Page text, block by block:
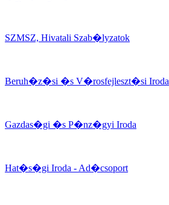
SZMSZ, Hivatali Szab�lyzatok
Beruh�z�si �s V�rosfejleszt�si Iroda
Gazdas�gi �s P�nz�gyi Iroda
Hat�s�gi Iroda - Ad�csoport